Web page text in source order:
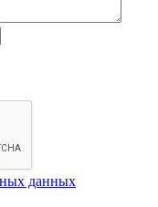
данных